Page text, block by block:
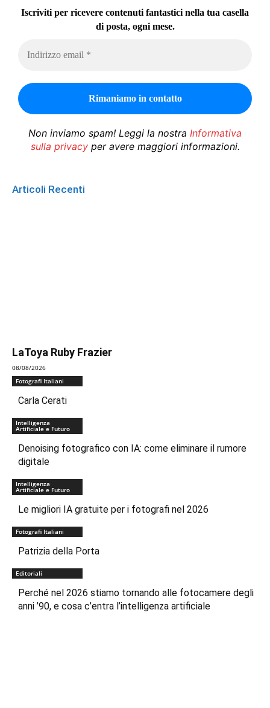
Iscriviti per ricevere contenuti fantastici nella tua casella
di posta, ogni mese.
Non inviamo spam! Leggi la nostra Informativa
sulla privacyper avere maggiori informazioni.
Articoli Recenti
LaToya Ruby Frazier
08/08/2026
Fotografi Italiani
Carla Cerati
Intelligenza
Artificiale e Futuro
Denoising fotografico con IA: come eliminare il rumore
digitale
Intelligenza
Artificiale e Futuro
Le migliori IA gratuite per i fotografi nel 2026
Fotografi Italiani
Patrizia della Porta
Editoriali
Perché nel 2026 stiamo tornando alle fotocamere degli
anni ’90, e cosa c’entra l’intelligenza artificiale